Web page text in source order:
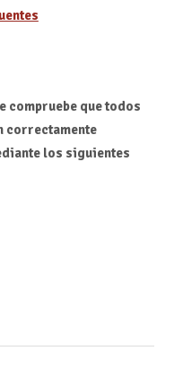
compruebe que todos
correctamente
los siguientes